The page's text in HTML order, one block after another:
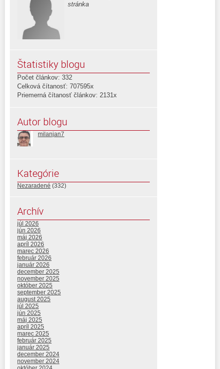
stránka
Štatistiky blogu
Počet článkov: 332
Celková čítanosť: 707595x
Priemerná čítanosť článkov: 2131x
Autor blogu
milanjan7
Kategórie
Nezaradené (332)
Archív
júl 2026
jún 2026
máj 2026
apríl 2026
marec 2026
február 2026
január 2026
december 2025
november 2025
október 2025
september 2025
august 2025
júl 2025
jún 2025
máj 2025
apríl 2025
marec 2025
február 2025
január 2025
december 2024
november 2024